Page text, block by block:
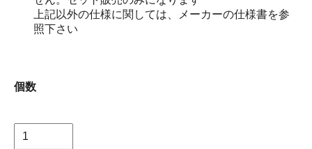
上記以外の仕様に関しては、メーカーの仕様書を参
照下さい
個数